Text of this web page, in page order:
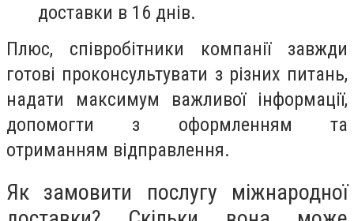
доставки в 16 днів.
Плюс, співробітники компанії завжди
готові проконсультувати з різних питань,
надати максимум важливої інформації,
допомогти з оформленням та
отриманням відправлення.
Як замовити послугу міжнародної